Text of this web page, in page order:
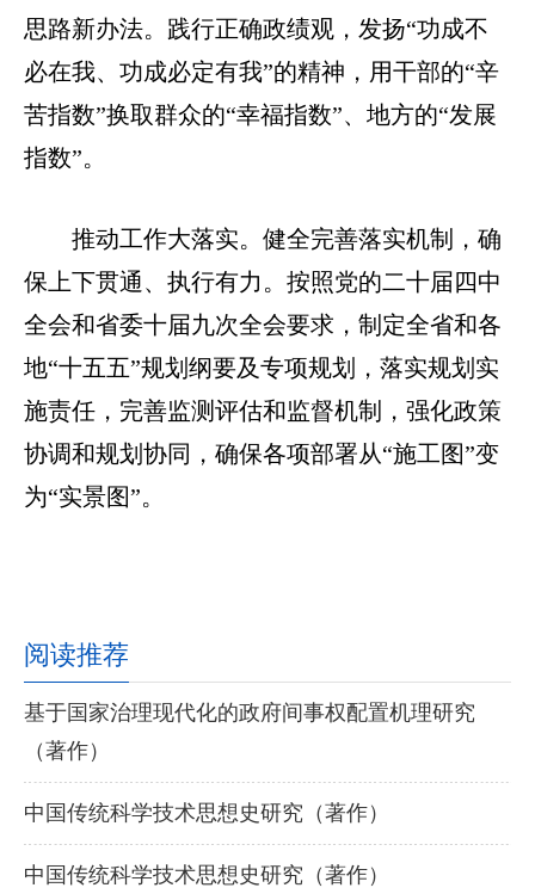
思路新办法。践行正确政绩观，发扬“功成不
必在我、功成必定有我”的精神，用干部的“辛
苦指数”换取群众的“幸福指数”、地方的“发展
指数”。
推动工作大落实。健全完善落实机制，确
保上下贯通、执行有力。按照党的二十届四中
全会和省委十届九次全会要求，制定全省和各
地“十五五”规划纲要及专项规划，落实规划实
施责任，完善监测评估和监督机制，强化政策
协调和规划协同，确保各项部署从“施工图”变
为“实景图”。
阅读推荐
基于国家治理现代化的政府间事权配置机理研究
（著作）
中国传统科学技术思想史研究（著作）
中国传统科学技术思想史研究（著作）